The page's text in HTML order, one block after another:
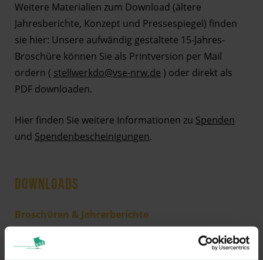
Weitere Materialien zum Download (ältere
Jahresberichte, Konzept und Pressespiegel) finden
sie hier: Unsere aufwändig gestaltete 15-Jahres-
Broschüre können Sie als Printversion per Mail
ordern ( stellwerkdo@vse-nrw.de ) oder direkt als
PDF downloaden.
Hier finden Sie weitere Informationen zu Spenden
und Spendenbescheinigungen.
DOWNLOADS
Broschüren & Jahrerberichte
stellwerk_jahresbericht_2011.pdf